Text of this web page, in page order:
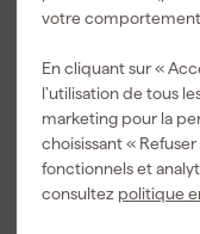
votre
En cliquant sur «
l’utilisation de tous
marketing pour la
choisissant «
fonctionnels et
consultez politique
MoTip
Mullrose
Multizaag